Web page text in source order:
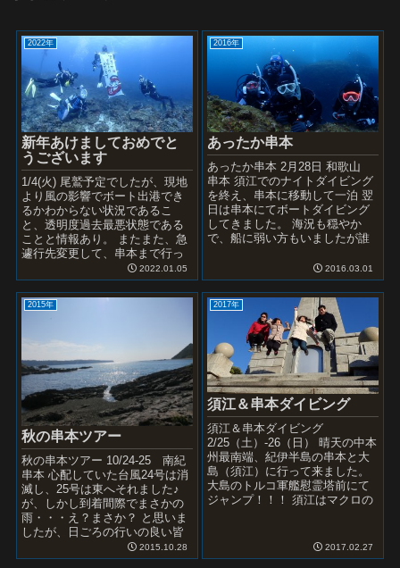
2022年
新年あけましておめでと
うございます
1/4(火) 尾鷲予定でしたが、現地
より風の影響でボート出港でき
るかわからない状況であるこ
と、透明度過去最悪状態である
ことと情報あり。 またまた、急
遽行先変更して、串本まで行っ
ちゃいました！ 透明度15mオー
バー！ 青く抜け...
2022.01.05
2016年
あったか串本
あったか串本 2月28日 和歌山
串本 須江でのナイトダイビング
を終え、串本に移動して一泊 翌
日は串本にてボートダイビング
してきました。 海況も穏やか
で、船に弱い方もいましたが誰
2016.03.01
2015年
秋の串本ツアー
秋の串本ツアー 10/24-25 南紀
串本 心配していた台風24号は消
滅し、25号は東へそれました♪
が、しかし到着間際でまさかの
雨・・・え？まさか？ と思いま
したが、日ごろの行いの良い皆
様のおかげで秋晴れの暖かい2日
間となり...
2015.10.28
2017年
須江＆串本ダイビング
須江＆串本ダイビング
2/25（土）-26（日） 晴天の中本
州最南端、紀伊半島の串本と大
島（須江）に行って来ました。
大島のトルコ軍艦慰霊塔前にて
ジャンプ！！！ 須江はマクロの
2017.02.27